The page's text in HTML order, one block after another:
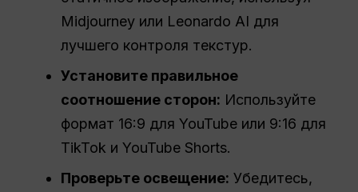
Midjourney или Leonardo AI для
лучшего контроля текстур.
Установите правильное
соотношение сторон: Используйте
формат 16:9 для YouTube или 9:16 для
TikTok и YouTube Shorts.
Проверьте освещение: Убедитесь,